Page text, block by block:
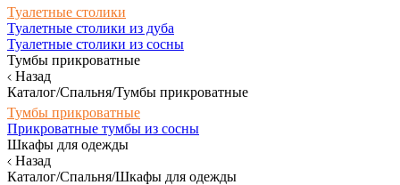
Туалетные столики
Туалетные столики из дуба
Туалетные столики из сосны
Тумбы прикроватные
Назад
Каталог/Спальня/Тумбы прикроватные
Тумбы прикроватные
Прикроватные тумбы из сосны
Шкафы для одежды
Назад
Каталог/Спальня/Шкафы для одежды